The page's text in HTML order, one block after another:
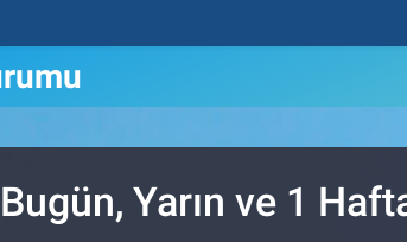
Yarın ve 1